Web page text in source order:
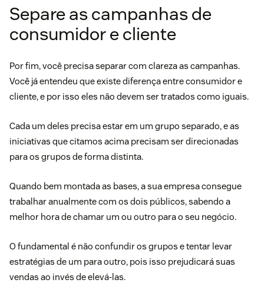
Separe as campanhas de
consumidor e cliente
Por fim, você precisa separar com clareza as campanhas.
Você já entendeu que existe diferença entre consumidor e
cliente, e por isso eles não devem ser tratados como iguais.
Cada um deles precisa estar em um grupo separado, e as
iniciativas que citamos acima precisam ser direcionadas
para os grupos de forma distinta.
Quando bem montada as bases, a sua empresa consegue
trabalhar anualmente com os dois públicos, sabendo a
melhor hora de chamar um ou outro para o seu negócio.
O fundamental é não confundir os grupos e tentar levar
estratégias de um para outro, pois isso prejudicará suas
vendas ao invés de elevá-las.